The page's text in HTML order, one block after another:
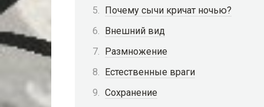
Почему сычи кричат ночью?
Внешний вид
Размножение
Естественные враги
Сохранение